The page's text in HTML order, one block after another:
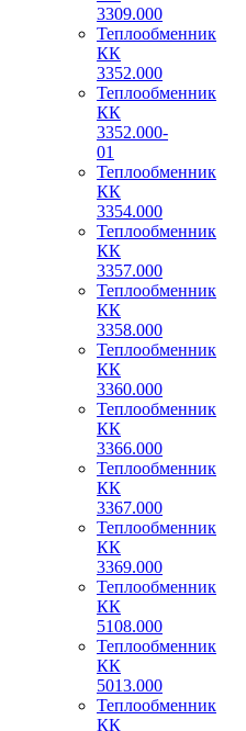
3309.000
Теплообменник
КК
3352.000
Теплообменник
КК
3352.000-
01
Теплообменник
КК
3354.000
Теплообменник
КК
3357.000
Теплообменник
КК
3358.000
Теплообменник
КК
3360.000
Теплообменник
КК
3366.000
Теплообменник
КК
3367.000
Теплообменник
КК
3369.000
Теплообменник
КК
5108.000
Теплообменник
КК
5013.000
Теплообменник
КК